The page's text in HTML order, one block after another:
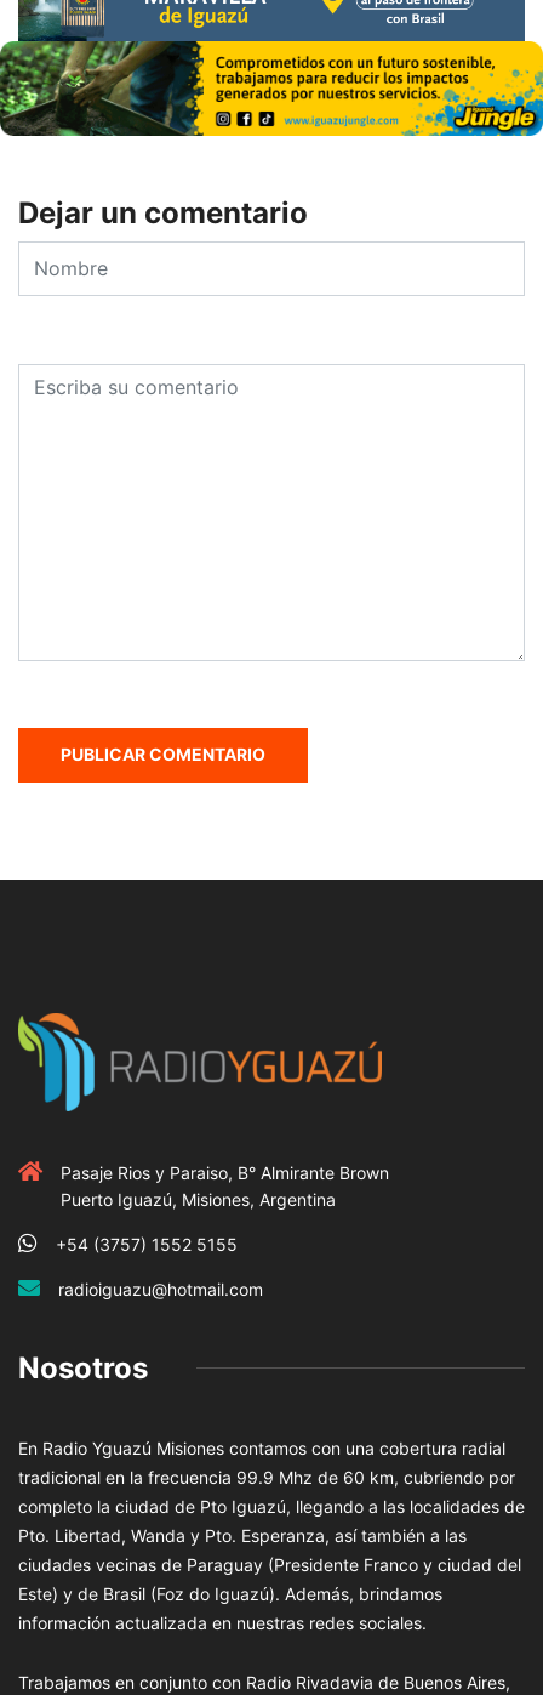
Dejar un comentario
Pasaje Rios y Paraiso, B° Almirante Brown
Puerto Iguazú, Misiones, Argentina
+54 (3757) 1552 5155
radioiguazu@hotmail.com
Nosotros
En Radio Yguazú Misiones contamos con una cobertura radial
tradicional en la frecuencia 99.9 Mhz de 60 km, cubriendo por
completo la ciudad de Pto Iguazú, llegando a las localidades de
Pto. Libertad, Wanda y Pto. Esperanza, así también a las
ciudades vecinas de Paraguay (Presidente Franco y ciudad del
Este) y de Brasil (Foz do Iguazú). Además, brindamos
información actualizada en nuestras redes sociales.
Trabajamos en conjunto con Radio Rivadavia de Buenos Aires,